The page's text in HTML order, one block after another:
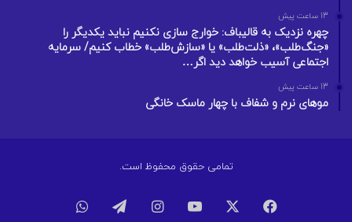
13 ساعت پیش
چهره نزدیک به قالیباف: خوارج سازی نکنیم نباید یکدیگر را
«جنگ‌طلب»، «ذلت‌طلب» یا «سازش‌طلب» خطاب کنیم/ سرمایه
اجتماعی آسیب خواهد دید اگر…
13 ساعت پیش
موهای نرم و شفاف با چهار ماسک خانگی
تمامی حقوق محفوظ است.
فیسبوک ایکسیوتیوباینستاگرامتلگرامواتس